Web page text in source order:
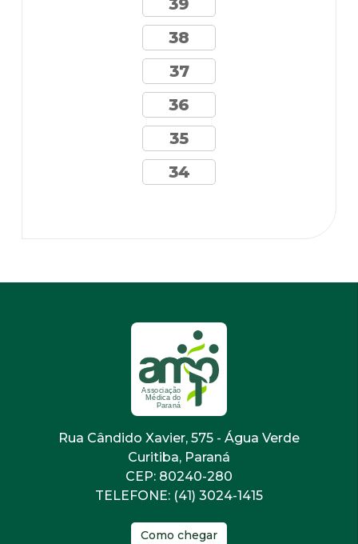
39
38
37
36
35
34
Rua Cândido Xavier, 575 - Água Verde
Curitiba, Paraná
CEP: 80240-280
TELEFONE: (41) 3024-1415
Como chegar